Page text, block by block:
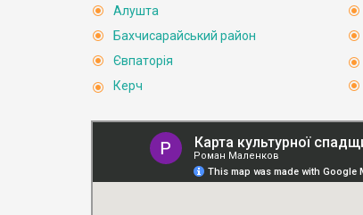
Алушта
Бахчисарайський район
Євпаторія
Керч